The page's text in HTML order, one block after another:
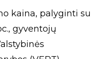
kaina, palyginti su
gyventojų